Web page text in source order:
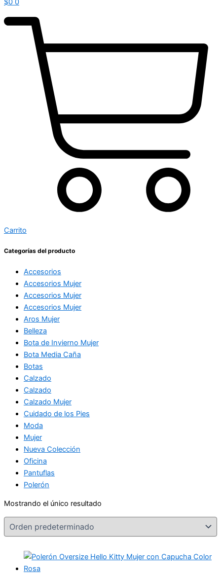
$0 0
Carrito
Categorías del producto
Accesorios
Accesorios Mujer
Accesorios Mujer
Accesorios Mujer
Aros Mujer
Belleza
Bota de Invierno Mujer
Bota Media Caña
Botas
Calzado
Calzado
Calzado Mujer
Cuidado de los Pies
Moda
Mujer
Nueva Colección
Oficina
Pantuflas
Polerón
Mostrando el único resultado